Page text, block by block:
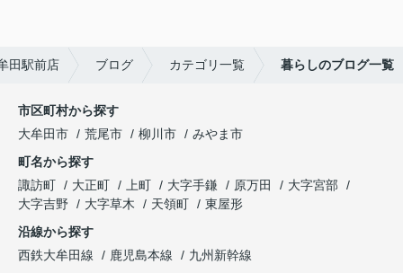
田駅前店 ブログ カテゴリ一覧 暮らしのブログ一覧
市区町村から探す
大牟田市
荒尾市 柳川市
みやま市
町名から探す
諏訪町
大正町 上町 大字手鎌 原万田
大字宮部
大字吉野
大字草木 天領町
東屋形
沿線から探す
西鉄大牟田線
鹿児島本線
九州新幹線